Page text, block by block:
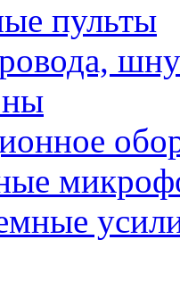
пульты